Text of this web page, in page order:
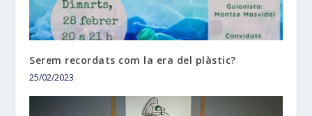
Serem recordats com la era del plàstic?
25/02/2023